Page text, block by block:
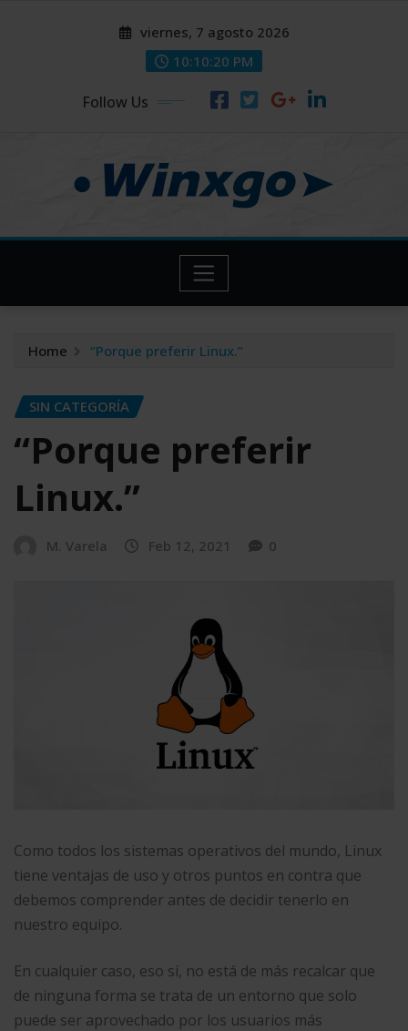
viernes, 7 agosto 2026
10:10:21 PM
Follow Us
Home “Porque preferir Linux.”
SIN CATEGORÍA
“Porque preferir
Linux.”
M. Varela Feb 12, 2021 0
Como todos los sistemas operativos del mundo, Linux
tiene ventajas de uso y otros puntos en contra que
debemos comprender antes de decidir tenerlo en
nuestro equipo.
En cualquier caso, eso sí, no está de más recalcar que
de ninguna forma se trata de un entorno que solo
puede ser aprovechado por los usuarios más